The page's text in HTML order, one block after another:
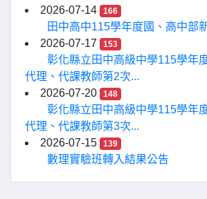
2026-07-14
166
田中高中115學年度國、高中部
2026-07-17
153
彰化縣立田中高級中學115學年
代理、代課教師第2次...
2026-07-20
148
彰化縣立田中高級中學115學年
代理、代課教師第3次...
2026-07-15
139
數理實驗班轉入結果公告